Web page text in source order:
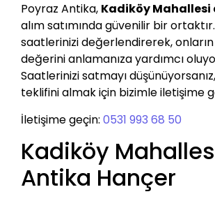
Poyraz Antika, Kadiköy
alım satımında güvenilir bir
saatlerinizi değerlendirerek,
değerini anlamanıza yardımcı
Saatlerinizi satmayı
teklifini almak için bizimle iletişime
İletişime geçin: 0531 993 68 50
Kadiköy
Antika Hançer